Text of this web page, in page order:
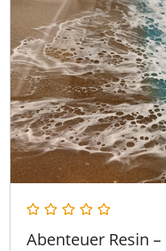
Abenteuer Resin